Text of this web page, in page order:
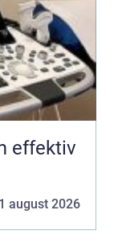
effektiv
august 2026